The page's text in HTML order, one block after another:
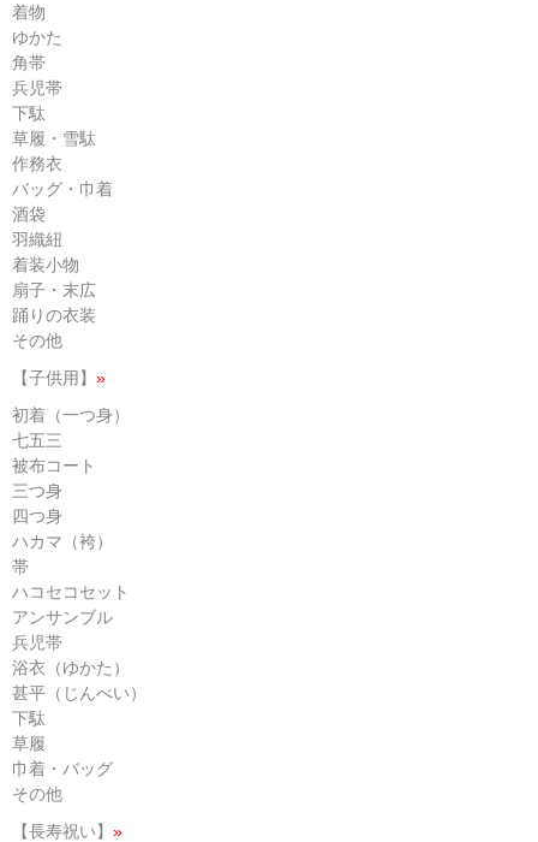
着物
ゆかた
角帯
兵児帯
下駄
草履・雪駄
作務衣
バッグ・巾着
酒袋
羽織紐
着装小物
扇子・末広
踊りの衣装
その他
【子供用】 »
初着（一つ身）
七五三
被布コート
三つ身
四つ身
ハカマ（袴）
帯
ハコセコセット
アンサンブル
兵児帯
浴衣（ゆかた）
甚平（じんべい）
下駄
草履
巾着・バッグ
その他
【長寿祝い】 »